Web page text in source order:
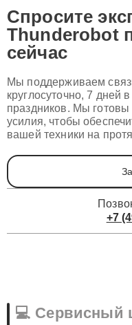
Спросите
Thunderobot
сейчас
Мы поддерживаем
круглосуточно, 7 дней
праздников. Мы
усилия, чтобы
вашей техники на
+7
💻 Сервисный